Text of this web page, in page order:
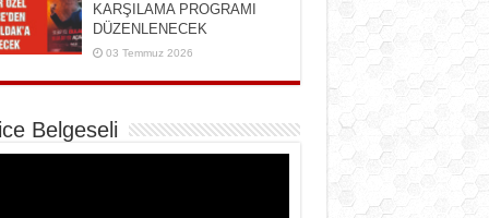
KARŞILAMA PROGRAMI
DÜZENLENECEK
03 Temmuz 2026
Belgeseli